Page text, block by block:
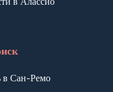
в Сан-Ремо